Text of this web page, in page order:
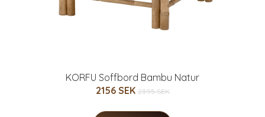
KORFU Soffbord Bambu Natur
2156 SEK 2395 SEK